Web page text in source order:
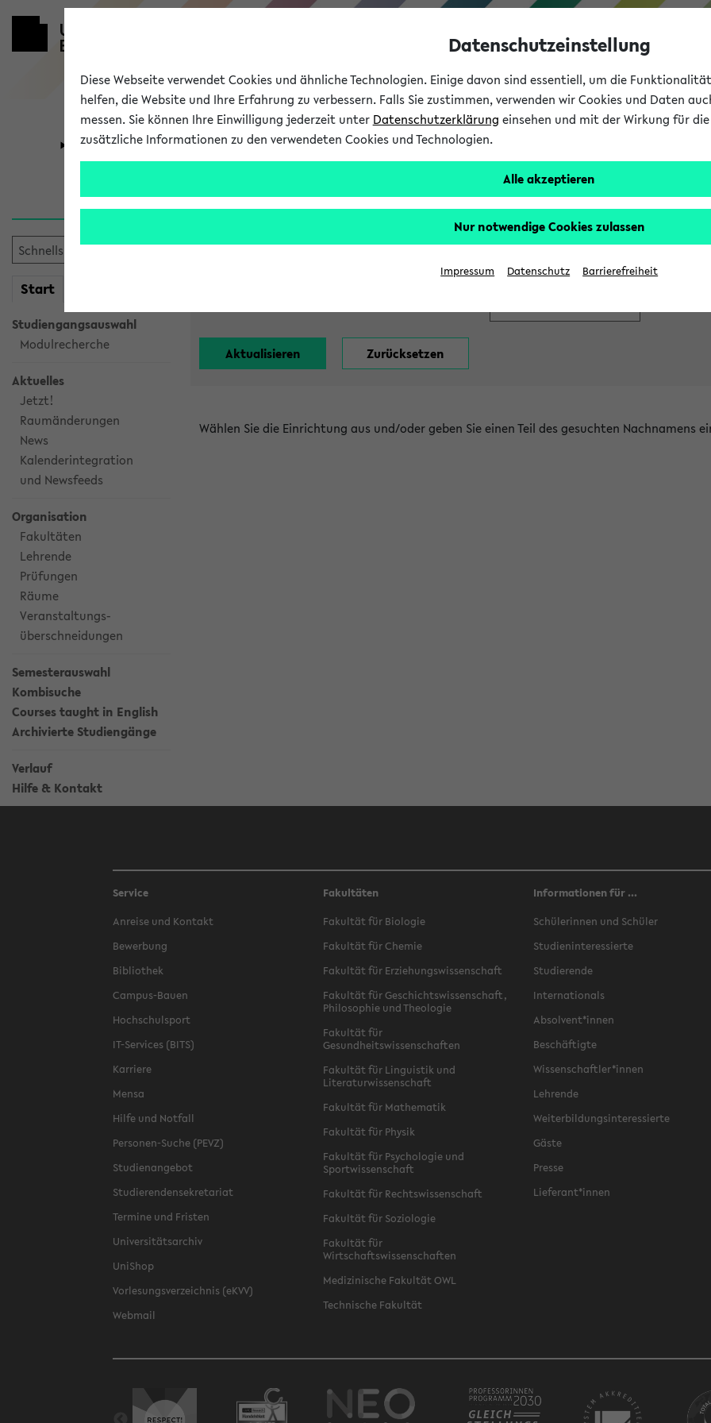
Universität Forschung Studium
Start
Studiengangsauswahl
Modulrecherche
Aktuelles
Jetzt!
Raumänderungen
News
Kalenderintegration
und Newsfeeds
Organisation
Fakultäten
Lehrende
Prüfungen
Räume
Veranstaltungs-
überschneidungen
Semesterauswahl
Kombisuche
Courses taught in English
Archivierte Studiengänge
Verlauf
Hilfe & Kontakt
Alle Lehrenden
Wählen Sie die Einrichtung aus und/oder geben Sie einen Teil des gesuchten Nachnamens
Service
Anreise und Kontakt
Bewerbung
Bibliothek
Campus-Bauen
Hochschulsport
IT-Services (BITS)
Karriere
Mensa
Hilfe und Notfall
Personen-Suche (PEVZ)
Studienangebot
Studierendensekretariat
Termine und Fristen
Universitätsarchiv
UniShop
Vorlesungsverzeichnis (eKVV)
Webmail
Fakultäten
Fakultät für Biologie
Fakultät für Chemie
Fakultät für Erziehungswissenschaft
Fakultät für Geschichtswissenschaft,
Philosophie und Theologie
Fakultät für
Gesundheitswissenschaften
Fakultät für Linguistik und
Literaturwissenschaft
Fakultät für Mathematik
Fakultät für Physik
Fakultät für Psychologie und
Sportwissenschaft
Fakultät für Rechtswissenschaft
Fakultät für Soziologie
Fakultät für
Wirtschaftswissenschaften
Medizinische Fakultät OWL
Technische Fakultät
Informationen für ...
Schülerinnen und Schüler
Studieninteressierte
Studierende
Internationals
Absolvent*innen
Beschäftigte
Wissenschaftler*innen
Lehrende
Weiterbildungsinteressierte
Gäste
Presse
Lieferant*innen
Datenschutzeinstellung
Diese Webseite verwendet Cookies und ähnliche Technologien. Einige davon sind essentiell, um die
helfen, die Website und Ihre Erfahrung zu verbessern. Falls Sie zustimmen, verwenden wir Cookies und Daten
messen. Sie können Ihre Einwilligung jederzeit unter Datenschutzerklärung einsehen und mit der Wirkung für
zusätzliche Informationen zu den verwendeten Cookies und Technologien.
Alle akzeptieren
Nur notwendige Cookies zulassen
Impressum Datenschutz Barrierefreiheit